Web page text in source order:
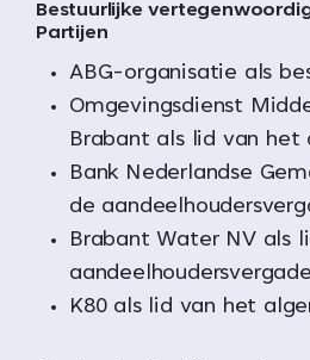
Bestuurlijke
Partijen
ABG-organisatie als
Omgevingsdienst
Brabant als lid van het
Bank Nederlandse
de
Brabant Water NV als
K80 als lid van het